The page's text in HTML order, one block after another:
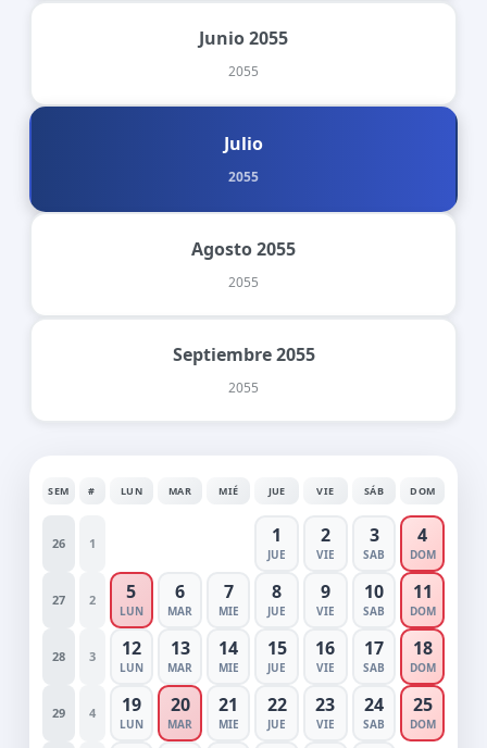
Junio 2055
2055
Julio
2055
Agosto 2055
2055
Septiembre 2055
2055
SEM # LUN MAR MIÉ JUE VIE SÁB DOM
26 1 1
JUE
2
VIE
3
SAB
4
DOM
27 2 5
LUN
6
MAR
7
MIE
8
JUE
9
VIE
10
SAB
11
DOM
28 3 12
LUN
13
MAR
14
MIE
15
JUE
16
VIE
17
SAB
18
DOM
29 4 19
LUN
20
MAR
21
MIE
22
JUE
23
VIE
24
SAB
25
DOM